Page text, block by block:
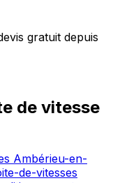
gratuit depuis
de vitesse
Ambérieu-en-
de-vitesses